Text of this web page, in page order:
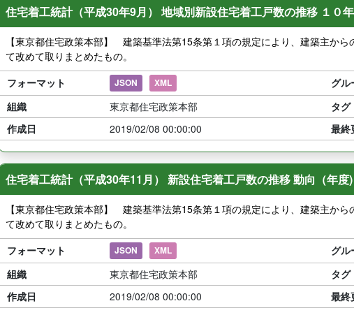
住宅着工統計（平成30年9月） 地域別新設住宅着工戸数の推移 １０
【東京都住宅政策本部】 建築基準法第15条第１項の規定により、建築主か
て改めて取りまとめたもの。
フォーマット
JSON XML グル
組織
東京都住宅政策本部
タグ
作成日
2019/02/08 00:00:00 最終
住宅着工統計（平成30年11月） 新設住宅着工戸数の推移 動向（年度)
【東京都住宅政策本部】 建築基準法第15条第１項の規定により、建築主か
て改めて取りまとめたもの。
フォーマット
JSON XML グル
組織
東京都住宅政策本部
タグ
作成日
2019/02/08 00:00:00 最終